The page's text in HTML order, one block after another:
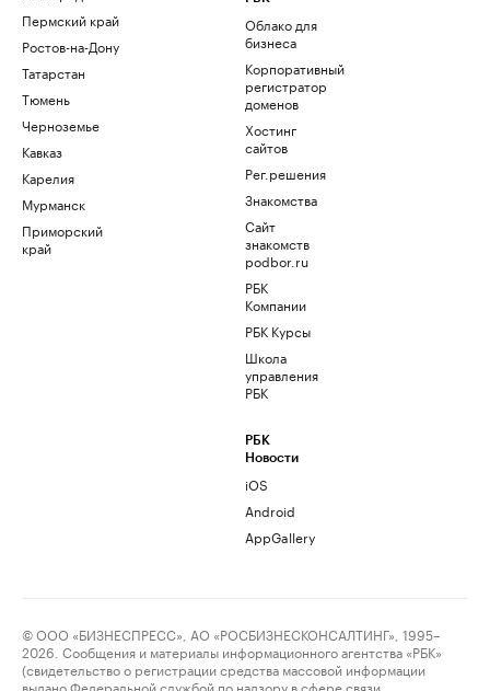
Пермский край
Ростов-на-Дону
Татарстан
Тюмень
Черноземье
Кавказ
Карелия
Мурманск
Приморский
край
Облако для
бизнеса
Корпоративный
регистратор
доменов
Хостинг
сайтов
Рег.решения
Знакомства
Сайт
знакомств
podbor.ru
РБК
Компании
РБК Курсы
Школа
управления
РБК
РБК
Новости
iOS
Android
AppGallery
© ООО «БИЗНЕСПРЕСС», АО «РОСБИЗНЕСКОНСАЛТИНГ», 1995–
2026. Сообщения и материалы информационного агентства «РБК»
(свидетельство о регистрации средства массовой информации
выдано Федеральной службой по надзору в сфере связи,